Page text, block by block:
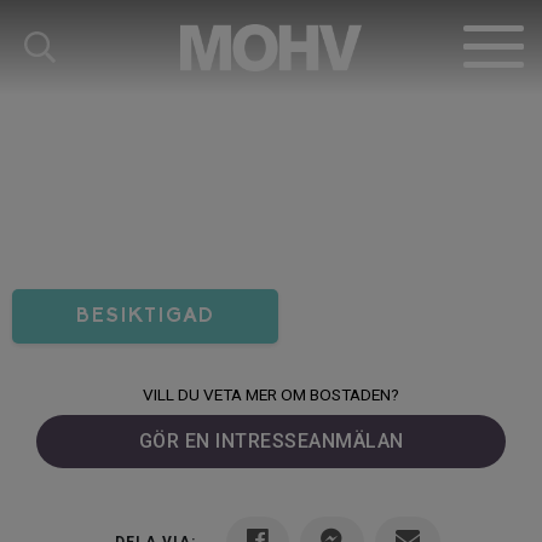
BESIKTIGAD
VILL DU VETA MER OM BOSTADEN?
GÖR EN INTRESSEANMÄLAN